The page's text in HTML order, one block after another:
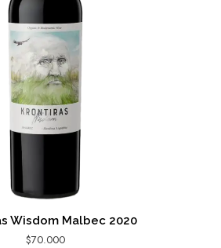
Wisdom Malbec 2020
$70.000